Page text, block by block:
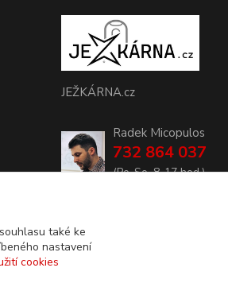
JEŽKÁRNA.cz
Radek Micopulos
732 864 037
(Po-So, 8-17 hod.)
také ke
nastavení
cookies